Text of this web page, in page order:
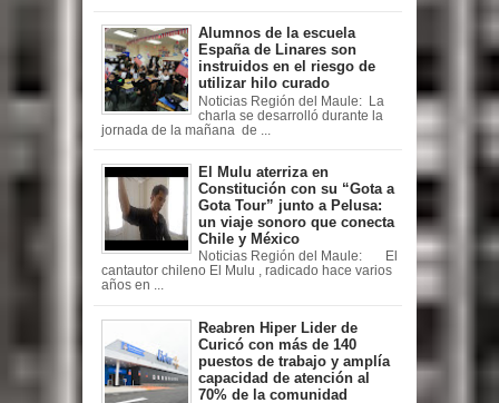
Alumnos de la escuela
España de Linares son
instruidos en el riesgo de
utilizar hilo curado
Noticias Región del Maule: La
charla se desarrolló durante la
jornada de la mañana de ...
El Mulu aterriza en
Constitución con su “Gota a
Gota Tour” junto a Pelusa:
un viaje sonoro que conecta
Chile y México
Noticias Región del Maule: El
cantautor chileno El Mulu , radicado hace varios
años en ...
Reabren Hiper Lider de
Curicó con más de 140
puestos de trabajo y amplía
capacidad de atención al
70% de la comunidad